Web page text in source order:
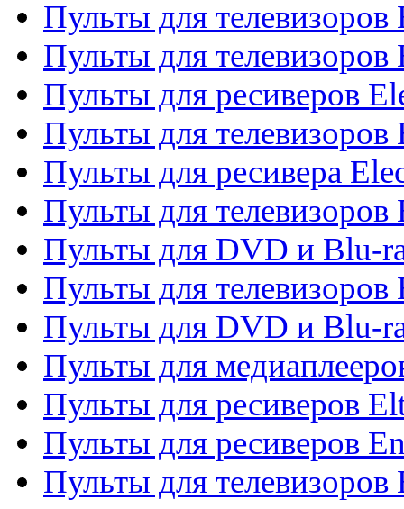
Пульты для телевизоров
Пульты для телевизоров
Пульты для ресиверов
Пульты для телевизоров
Пульты для ресивера
Пульты для телевизоров
Пульты для DVD и Blu-
Пульты для телевизоров
Пульты для DVD и Blu-
Пульты для
Пульты для ресиверов
Пульты для ресиверов
Пульты для телевизоров